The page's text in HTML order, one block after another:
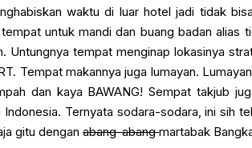
waktu di luar hotel jadi tidak
untuk mandi dan buang badan alias
Untungnya tempat menginap lokasinya
Tempat makannya juga lumayan.
dan kaya BAWANG! Sempat takjub
Ternyata sodara-sodara, ini sih
gitu dengan abang-abangmartabak